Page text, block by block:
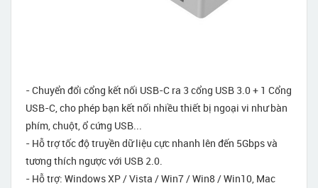
- Chuyển đổi cổng kết nối USB-C ra 3 cổng USB 3.0 + 1 Cổng
USB-C, cho phép bạn kết nối nhiều thiết bị ngoại vi như bàn
phím, chuột, ổ cứng USB...
- Hỗ trợ tốc độ truyền dữ liệu cực nhanh lên đến 5Gbps và
tương thích ngược với USB 2.0.
- Hỗ trợ: Windows XP / Vista / Win7 / Win8 / Win10, Mac